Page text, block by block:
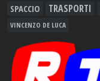
SPACCIO TRASPORTI
VINCENZO DE LUCA